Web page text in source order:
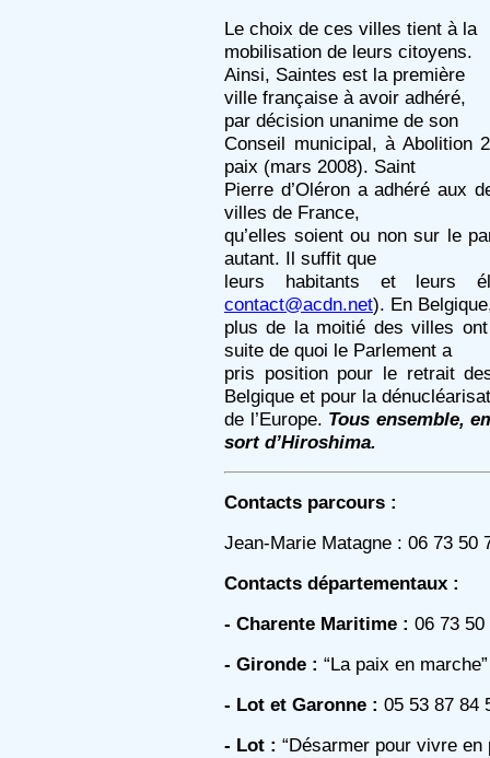
Le choix de ces villes tient à la
mobilisation de leurs citoyens.
Ainsi, Saintes est la première
ville française à avoir adhéré,
par décision unanime de son
Conseil municipal, à Abolition
paix (mars 2008). Saint
Pierre d’Oléron a adhéré aux
villes de France,
qu’elles soient ou non sur le
autant. Il suffit que
leurs habitants et leurs
contact@acdn.net). En
plus de la moitié des villes
suite de quoi le Parlement a
pris position pour le retrait
Belgique et pour la
de l’Europe. Tous ensemble,
sort d’Hiroshima.
Contacts parcours :
Jean-Marie Matagne : 06 73 50
Contacts départementaux :
- Charente Maritime : 06 73 50
- Gironde : “La paix en
- Lot et Garonne : 05 53 87 84
- Lot : “Désarmer pour vivre en